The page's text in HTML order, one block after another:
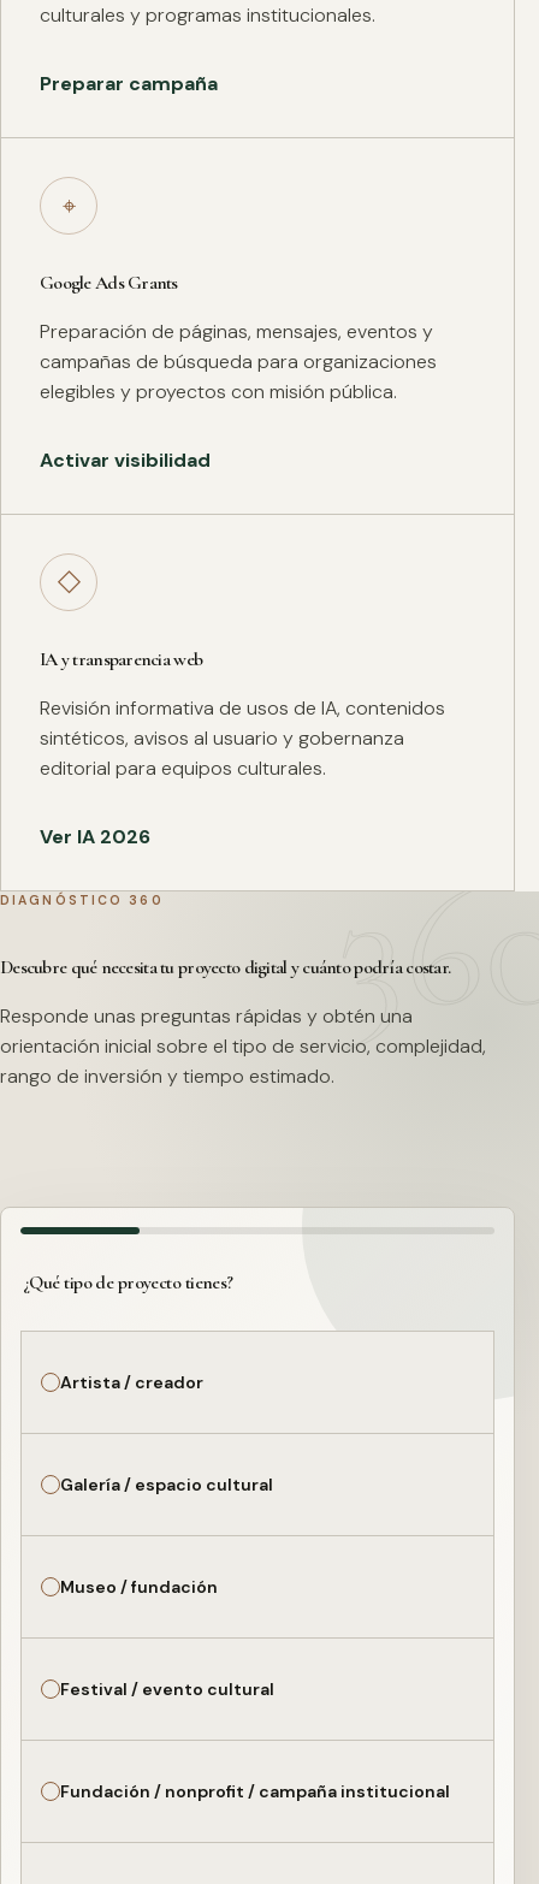
culturales y programas institucionales.
Preparar campaña
⌖
Google Ads Grants
Preparación de páginas, mensajes, eventos y
campañas de búsqueda para organizaciones
elegibles y proyectos con misión pública.
Activar visibilidad
◇
IA y transparencia web
Revisión informativa de usos de IA, contenidos
sintéticos, avisos al usuario y gobernanza
editorial para equipos culturales.
Ver IA 2026
DIAGNÓSTICO 360
Descubre qué necesita tu proyecto digital y cuánto podría costar.
Responde unas preguntas rápidas y obtén una
orientación inicial sobre el tipo de servicio, complejidad,
rango de inversión y tiempo estimado.
¿Qué tipo de proyecto tienes?
Artista / creador
Galería / espacio cultural
Museo / fundación
Festival / evento cultural
Fundación / nonprofit / campaña institucional